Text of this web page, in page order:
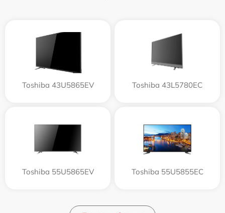
Toshiba 43U5865EV Toshiba 43L5780EC
Toshiba 55U5865EV Toshiba 55U5855EC